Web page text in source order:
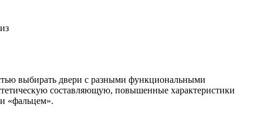
выбирать двери с разными функциональными
составляющую, повышенные характеристики
«фальцем».